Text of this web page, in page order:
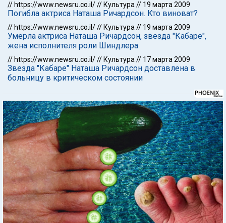
// https://www.newsru.co.il/// Культура // 19 марта 2009
Погибла актриса Наташа Ричардсон. Кто виноват?
// https://www.newsru.co.il/// Культура // 19 марта 2009
Умерла актриса Наташа Ричардсон, звезда "Кабаре",
жена исполнителя роли Шиндлера
// https://www.newsru.co.il/// Культура // 17 марта 2009
Звезда "Кабаре" Наташа Ричардсон доставлена в
больницу в критическом состоянии